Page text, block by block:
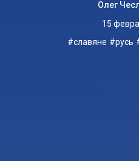
Олег
15
славяне
русь